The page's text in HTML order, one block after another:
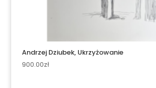
Andrzej Dziubek, Ukrzyżowanie
900.00zł